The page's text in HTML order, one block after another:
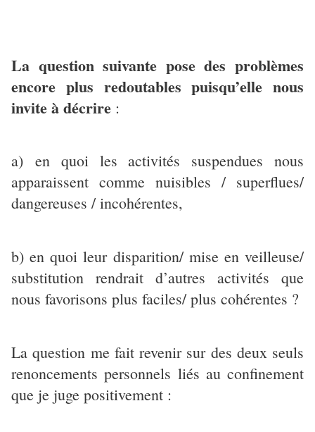
La question suivante pose des problèmes
encore plus redoutables puisqu’elle nous
invite à décrire :
a) en quoi les activités suspendues nous
apparaissent comme nuisibles / superflues/
dangereuses / incohérentes,
b) en quoi leur disparition/ mise en veilleuse/
substitution rendrait d’autres activités que
nous favorisons plus faciles/ plus cohérentes ?
La question me fait revenir sur des deux seuls
renoncements personnels liés au confinement
que je juge positivement :